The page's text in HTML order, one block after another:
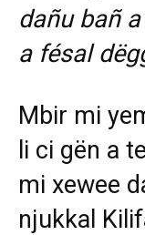
dañu bañ
a fésal
Mbir mi
li ci gën a
mi xewee
njukkal